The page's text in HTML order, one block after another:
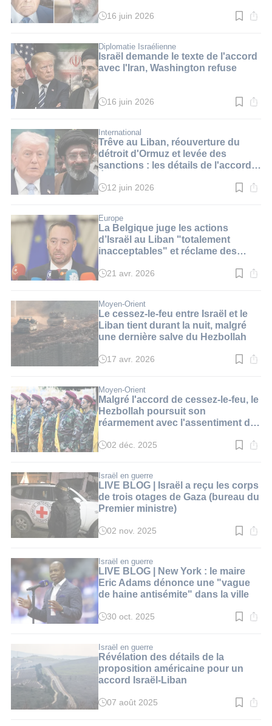
Temps
:
4
min.
16 juin 2026
Diplomatie Israélienne
Israël demande le texte de l'accord
avec l'Iran, Washington refuse
Temps
:
3
min.
16 juin 2026
International
Trêve au Liban, réouverture du
détroit d'Ormuz et levée des
sanctions : les détails de l'accord
Temps
:
3
min.
12 juin 2026
Europe
La Belgique juge les actions
d’Israël au Liban "totalement
inacceptables" et réclame des
Temps
:
3
min.
21 avr. 2026
Moyen-Orient
Le cessez-le-feu entre Israël et le
Liban tient durant la nuit, malgré
une dernière salve du Hezbollah
Temps
:
4
min.
17 avr. 2026
Moyen-Orient
Malgré l'accord de cessez-le-feu, le
Hezbollah poursuit son
réarmement avec l'assentiment du
Temps
:
4
min.
02 déc. 2025
Israël en guerre
LIVE BLOG | Israël a reçu les corps
de trois otages de Gaza (bureau du
Premier ministre)
Temps
:
1
min.
02 nov. 2025
Israël en guerre
LIVE BLOG | New York : le maire
Eric Adams dénonce une "vague
de haine antisémite" dans la ville
Temps
:
1
min.
30 oct. 2025
Israël en guerre
Révélation des détails de la
proposition américaine pour un
accord Israël-Liban
Temps
07 août 2025